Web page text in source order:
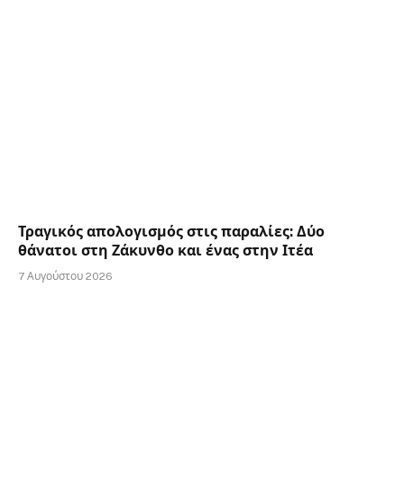
Τραγικός απολογισμός στις παραλίες: Δύο
θάνατοι στη Ζάκυνθο και ένας στην Ιτέα
7 Αυγούστου 2026